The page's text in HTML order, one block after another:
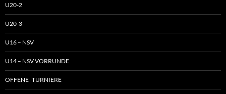
U20-2
U20-3
U16 – NSV
U14 – NSV VORRUNDE
OFFENE TURNIERE